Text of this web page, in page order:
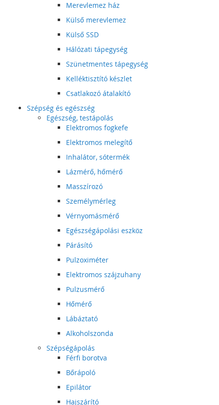
Merevlemez ház
Külső merevlemez
Külső SSD
Hálózati tápegység
Szünetmentes tápegység
Kelléktisztító készlet
Csatlakozó átalakító
Szépség és egészség
Egészség, testápolás
Elektromos fogkefe
Elektromos melegítő
Inhalátor, sótermék
Lázmérő, hőmérő
Masszírozó
Személymérleg
Vérnyomásmérő
Egészségápolási eszköz
Párásító
Pulzoximéter
Elektromos szájzuhany
Pulzusmérő
Hőmérő
Lábáztató
Alkoholszonda
Szépségápolás
Férfi borotva
Bőrápoló
Epilátor
Hajszárító